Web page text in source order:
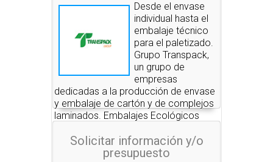
Desde el envase
individual hasta el
embalaje técnico
para el paletizado.
Grupo Transpack,
un grupo de
empresas
dedicadas a la producción de envase
y embalaje de cartón y de complejos
laminados. Embalajes Ecológicos
español del sector en obtener el sello
FSC para sus productos.
Solicitar información y/o
presupuesto